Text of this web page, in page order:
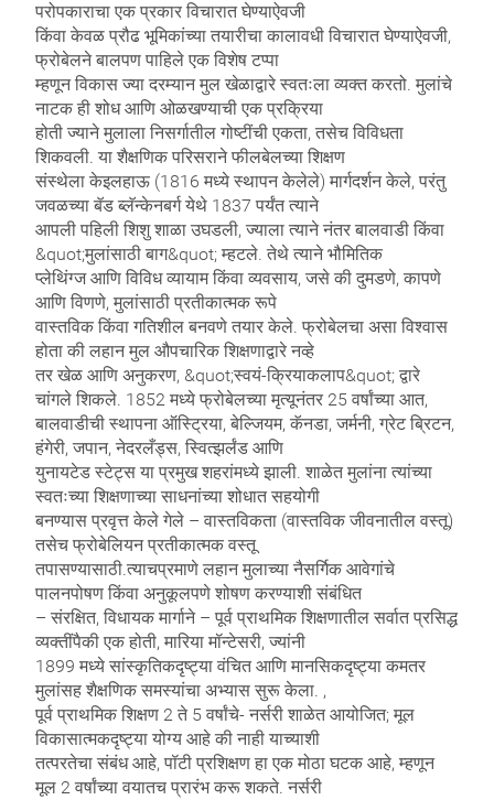
परोपकाराचा एक प्रकार विचारात घेण्याऐवजी
किंवा केवळ प्रौढ भूमिकांच्या तयारीचा कालावधी विचारात घेण्याऐवजी,
फ्रोबेलने बालपण पाहिले एक विशेष टप्पा
म्हणून विकास ज्या दरम्यान मुल खेळाद्वारे स्वतःला व्यक्त करतो. मुलांचे
नाटक ही शोध आणि ओळखण्याची एक प्रक्रिया
होती ज्याने मुलाला निसर्गातील गोष्टींची एकता, तसेच विविधता
शिकवली. या शैक्षणिक परिसराने फीलबेलच्या शिक्षण
संस्थेला केइलहाऊ (1816 मध्ये स्थापन केलेले) मार्गदर्शन केले, परंतु
जवळच्या बॅड ब्लॅन्केनबर्ग येथे 1837 पर्यंत त्याने
आपली पहिली शिशु शाळा उघडली, ज्याला त्याने नंतर बालवाडी किंवा
&quot;मुलांसाठी बाग&quot; म्हटले. तेथे त्याने भौमितिक
प्लेथिंग्ज आणि विविध व्यायाम किंवा व्यवसाय, जसे की दुमडणे, कापणे
आणि विणणे, मुलांसाठी प्रतीकात्मक रूपे
वास्तविक किंवा गतिशील बनवणे तयार केले. फ्रोबेलचा असा विश्वास
होता की लहान मुल औपचारिक शिक्षणाद्वारे नव्हे
तर खेळ आणि अनुकरण, &quot;स्वयं-क्रियाकलाप&quot; द्वारे
चांगले शिकले. 1852 मध्ये फ्रोबेलच्या मृत्यूनंतर 25 वर्षांच्या आत,
बालवाडीची स्थापना ऑस्ट्रिया, बेल्जियम, कॅनडा, जर्मनी, ग्रेट ब्रिटन,
हंगेरी, जपान, नेदरलँड्स, स्वित्झर्लंड आणि
युनायटेड स्टेट्स या प्रमुख शहरांमध्ये झाली. शाळेत मुलांना त्यांच्या
स्वतःच्या शिक्षणाच्या साधनांच्या शोधात सहयोगी
बनण्यास प्रवृत्त केले गेले – वास्तविकता (वास्तविक जीवनातील वस्तू)
तसेच फ्रोबेलियन प्रतीकात्मक वस्तू
तपासण्यासाठी.त्याचप्रमाणे लहान मुलाच्या नैसर्गिक आवेगांचे
पालनपोषण किंवा अनुकूलपणे शोषण करण्याशी संबंधित
– संरक्षित, विधायक मार्गाने – पूर्व प्राथमिक शिक्षणातील सर्वात प्रसिद्ध
व्यक्तींपैकी एक होती, मारिया मॉन्टेसरी, ज्यांनी
1899 मध्ये सांस्कृतिकदृष्ट्या वंचित आणि मानसिकदृष्ट्या कमतर
मुलांसह शैक्षणिक समस्यांचा अभ्यास सुरू केला. ,
पूर्व प्राथमिक शिक्षण 2 ते 5 वर्षांचे- नर्सरी शाळेत आयोजित; मूल
विकासात्मकदृष्ट्या योग्य आहे की नाही याच्याशी
तत्परतेचा संबंध आहे, पॉटी प्रशिक्षण हा एक मोठा घटक आहे, म्हणून
मूल 2 वर्षांच्या वयातच प्रारंभ करू शकते. नर्सरी